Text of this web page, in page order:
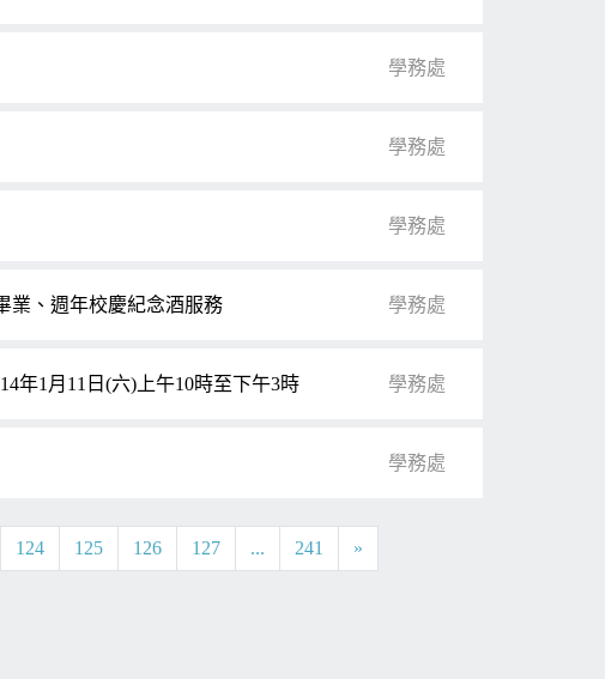
學務處
學務處
學務處
業、週年校慶紀念酒服務 學務處
年1月11日(六)上午10時至下午3時 學務處
學務處
124 125 126 127 ... 241 »